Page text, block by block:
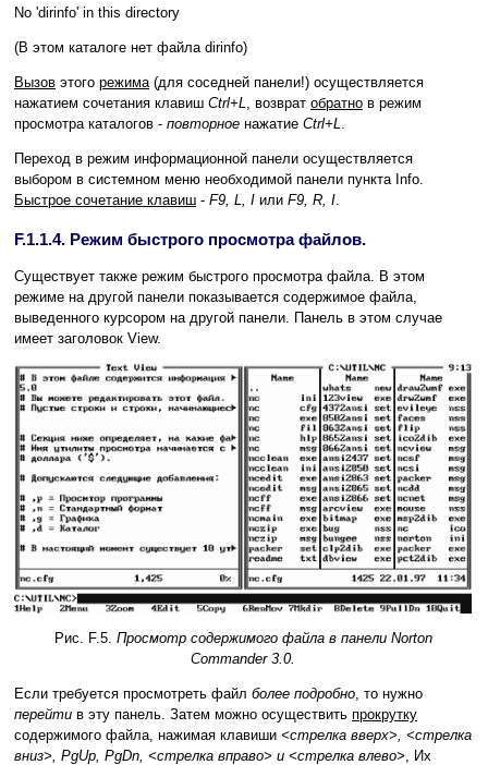
No 'dirinfo' in this directory
(В этом каталоге нет файла dirinfo)
Вызов этого режима (для соседней панели!) осуществляется
нажатием сочетания клавиш Ctrl+L , возврат обратно в режим
просмотра каталогов - повторное нажатие Ctrl+L
Переход в режим информационной панели осуществляется
выбором в системном меню необходимой панели пункта Info.
Быстрое сочетание клавиш - F9, L, I или F9, R, I
F.1.1.4. Режим быстрого просмотра файлов.
Существует также режим быстрого просмотра файла. В этом
режиме на другой панели показывается содержимое файла,
выведенного курсором на другой панели. Панель в этом случае
имеет заголовок View.
Рис. F.5. Просмотр содержимого файла в панели Norton
Commander 3.0.
Если требуется просмотреть файл более подробно , то нужно
перейти в эту панель. Затем можно осуществить прокрутку
содержимого файла, нажимая клавиши <стрелка вверх>, <стрелка
вниз>, PgUp, PgDn, <стрелка вправо> и <стрелка влево> , Их